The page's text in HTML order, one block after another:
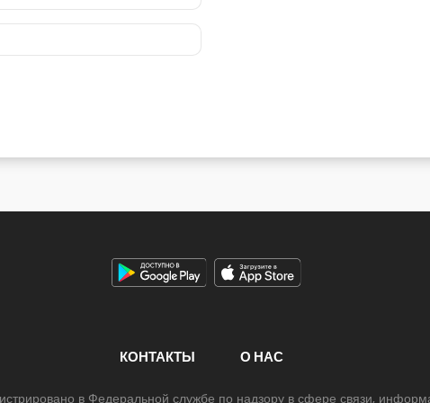
КОНТАКТЫ О НАС
в Федеральной службе по надзору в сфере связи,